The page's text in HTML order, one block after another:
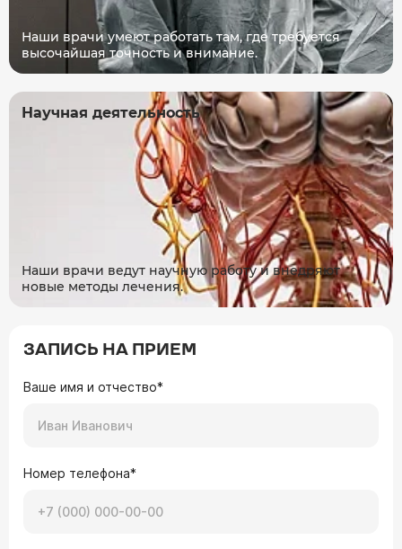
Наши врачи умеют работать там, где требуется
высочайшая точность и внимание.
Научная деятельность
Наши врачи ведут научную работу и внедряют
новые методы лечения.
ЗАПИСЬ НА ПРИЕМ
Ваше имя и отчество*
Номер телефона*